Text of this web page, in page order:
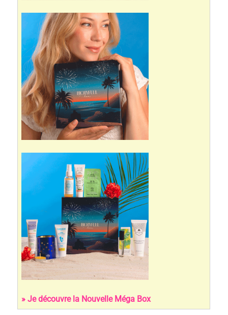
» Je découvre la Nouvelle Méga Box